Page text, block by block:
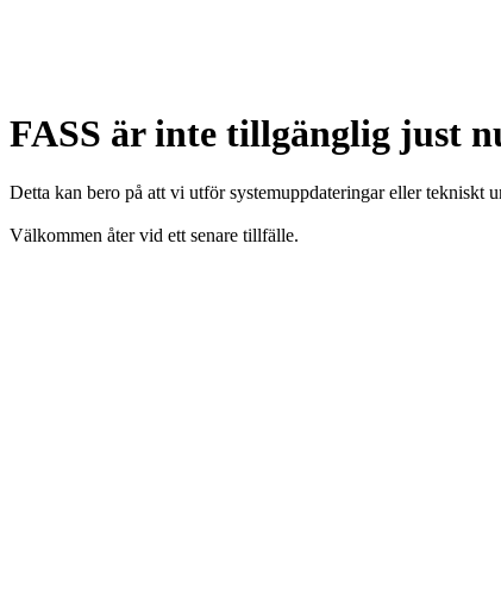
FASS är inte tillgänglig just
Detta kan bero på att vi utför systemuppdateringar eller tekniskt
Välkommen åter vid ett senare tillfälle.